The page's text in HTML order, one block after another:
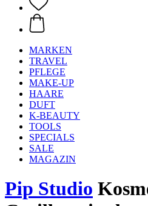
MARKEN
TRAVEL
PFLEGE
MAKE-UP
HAARE
DUFT
K-BEAUTY
TOOLS
SPECIALS
SALE
MAGAZIN
Pip Studio